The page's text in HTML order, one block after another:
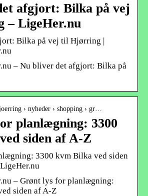
afgjort: Bilka på vej
LigeHer.nu
Bilka på vej til Hjørring |
– Nu bliver det afgjort: Bilka på
› nyheder › shopping › gr…
planlægning: 3300
siden af A-Z
3300 kvm Bilka ved siden
– Grønt lys for planlægning:
siden af A-Z